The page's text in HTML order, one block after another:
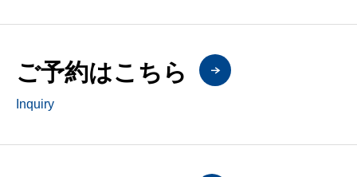
ご予約はこちら
Inquiry